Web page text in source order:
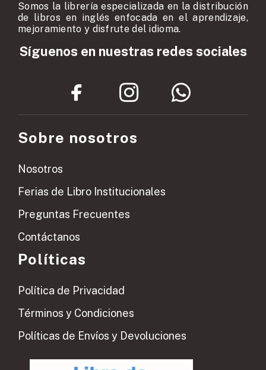
Somos la librería especializada en la distribución
de libros en inglés enfocada en el aprendizaje,
mejoramiento y disfrute del idioma.
Síguenos en nuestras redes sociales
Sobre nosotros
Nosotros
Ferias de Libro Institucionales
Preguntas Frecuentes
Contáctanos
Políticas
Política de Privacidad
Términos y Condiciones
Políticas de Envíos y Devoluciones